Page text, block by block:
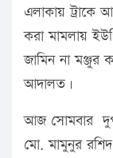
এলাকায় ট্রাকে
করা মামলায়
জামিন না মঞ্জুর
আদালত।
আজ সোমবার
মো. মামুনুর